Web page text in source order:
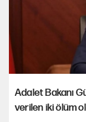
Adalet Bakanı
verilen iki ölüm